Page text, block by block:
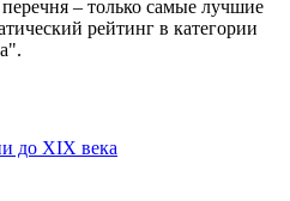
– только самые лучшие
рейтинг в категории